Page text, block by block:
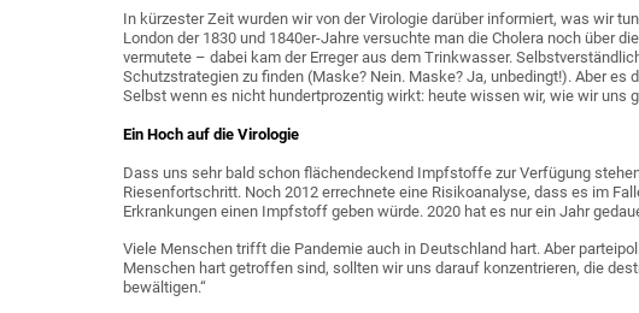
In kürzester Zeit wurden wir von der Virologie darüber informiert, was wir
London der 1830 und 1840er-Jahre versuchte man die Cholera noch über
vermutete – dabei kam der Erreger aus dem Trinkwasser.
Schutzstrategien zu finden (Maske? Nein. Maske? Ja, unbedingt!). Aber es
Selbst wenn es nicht hundertprozentig wirkt: heute wissen wir, wie wir uns
Ein Hoch auf die Virologie
Dass uns sehr bald schon flächendeckend Impfstoffe zur Verfügung
Riesenfortschritt. Noch 2012 errechnete eine Risikoanalyse, dass es im
Erkrankungen einen Impfstoff geben würde. 2020 hat es nur ein Jahr
Viele Menschen trifft die Pandemie auch in Deutschland hart. Aber
Menschen hart getroffen sind, sollten wir uns darauf konzentrieren, die
bewältigen.“